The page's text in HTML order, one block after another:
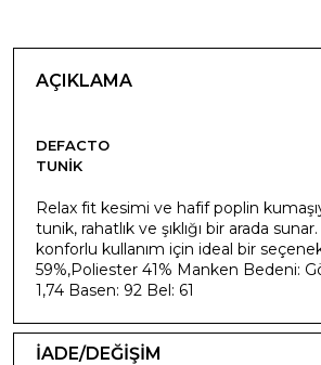
AÇIKLAMA
DEFACTO
TUNIK
Relax fit kesimi ve hafif poplin
tunik, rahatlık ve şıklığı bir arada
konforlu kullanım için ideal bir
59%,Poliester 41% Manken Bedeni:
1,74 Basen: 92 Bel: 61
İADE/DEĞİŞİM